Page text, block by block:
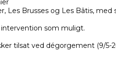
Les Brusses og Les Bâtis, med
som muligt.
tilsat ved dégorgement (9/5-